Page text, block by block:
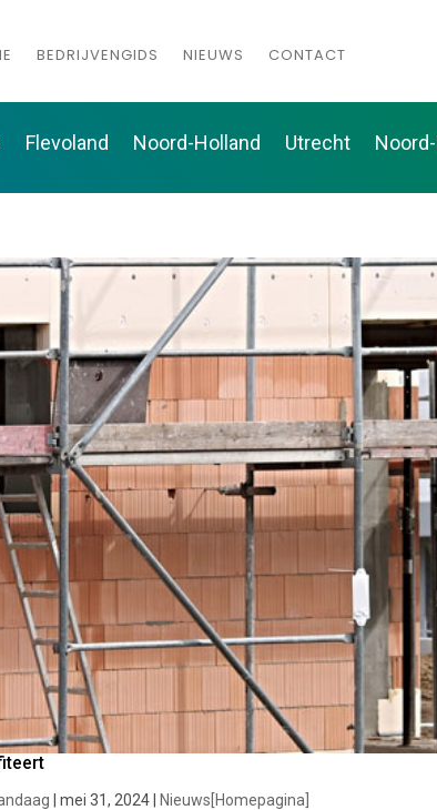
BEDRIJVENGIDS NIEUWS CONTACT
Flevoland Noord-Holland Utrecht
|mei 31, 2024 Nieuws[Homepagina]